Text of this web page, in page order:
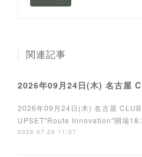
関連記事
2026年09月24日(木) 名古屋 CLUB
UPSET"Route Innovation"開場
2026.07.29 11:37